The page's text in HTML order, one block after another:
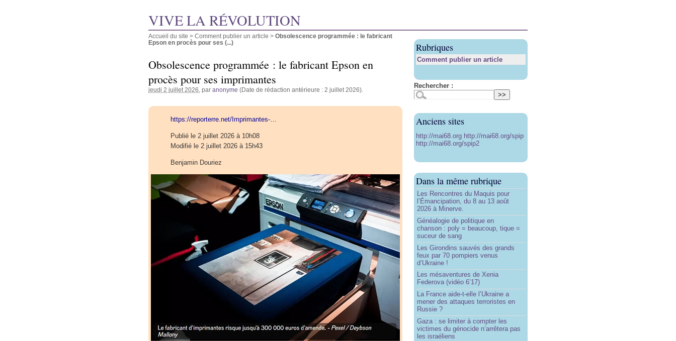
VIVE LA RÉVOLUTION
Accueil du site > Comment publier un article > Obsolescence programmée : le fabricant
Epson en procès pour ses (...)
Obsolescence programmée : le fabricant Epson en
procès pour ses imprimantes
jeudi 2 juillet 2026 , par anonyme (Date de rédaction antérieure : 2 juillet 2026).
https://reporterre.net/Imprimantes-…
Publié le 2 juillet 2026 à 10h08
Modifié le 2 juillet 2026 à 15h43
Benjamin Douriez
Rubriques
Comment publier un article
Rechercher :
Anciens sites
http://mai68.org http://mai68.org/spip
http://mai68.org/spip2
Dans la même rubrique
Les Rencontres du Maquis pour
l’Émancipation, du 8 au 13 août
2026 à Minerve.
Généalogie de politique en
chanson : poly = beaucoup, tique =
suceur de sang
Les Girondins sauvés des grands
feux par 70 pompiers venus
d’Ukraine !
Les mésaventures de Xenia
Federova (vidéo 6’17)
La France aide-t-elle l’Ukraine a
mener des attaques terroristes en
Russie ?
Gaza : se limiter à compter les
victimes du génocide n’arrêtera pas
les israéliens